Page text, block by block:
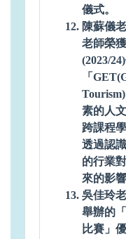
儀式。
陳蘇儀
老師榮
(2023/
「
素的人
跨課程
透過認
的行業
來的影響
吳佳玲
舉辦的
比賽」